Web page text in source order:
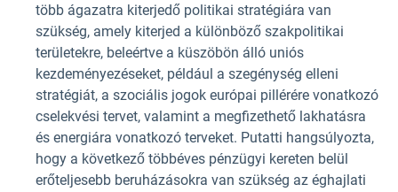
több ágazatra kiterjedő politikai stratégiára van
szükség, amely kiterjed a különböző szakpolitikai
területekre, beleértve a küszöbön álló uniós
kezdeményezéseket, például a szegénység elleni
stratégiát, a szociális jogok európai pillérére vonatkozó
cselekvési tervet, valamint a megfizethető lakhatásra
és energiára vonatkozó terveket. Putatti hangsúlyozta,
hogy a következő többéves pénzügyi kereten belül
erőteljesebb beruházásokra van szükség az éghajlati